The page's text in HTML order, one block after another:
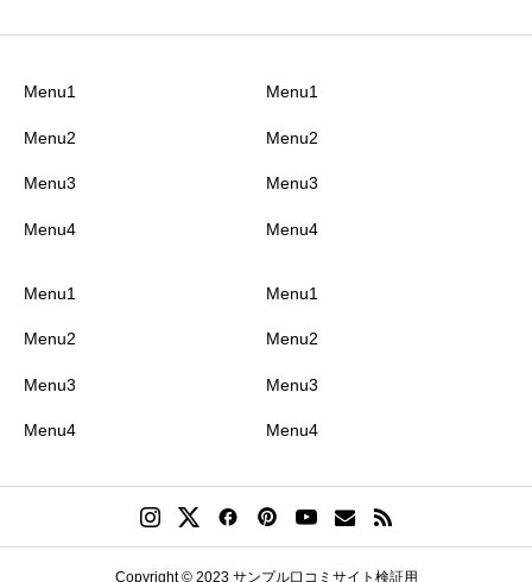
Menu1
Menu2
Menu3
Menu4
Menu1
Menu2
Menu3
Menu4
Menu1
Menu2
Menu3
Menu4
Menu1
Menu2
Menu3
Menu4
Copyright © 2023 サンプル口コミサイト検証用